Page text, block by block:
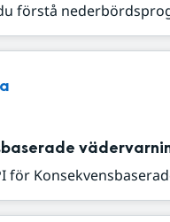
förstå
för